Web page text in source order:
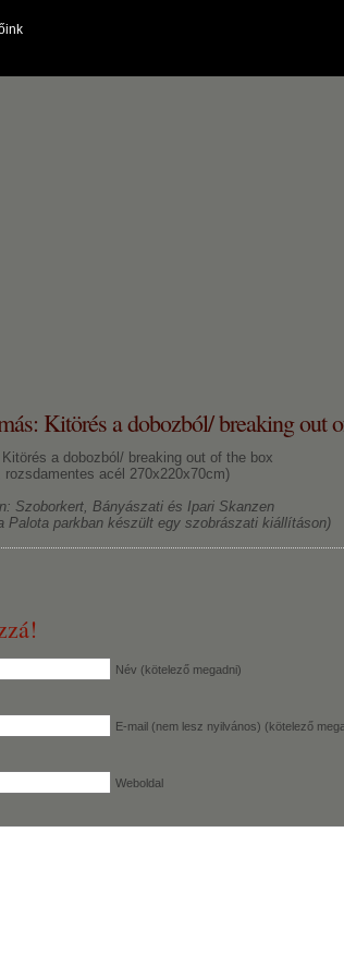
Kitörés a dobozból/ breaking out
a dobozból/ breaking out of the box
acél 270x220x70cm)
Szoborkert, Bányászati és Ipari Skanzen
Palota parkban készült egy szobrászati kiállításon)
Név (kötelező megadni)
E-mail (nem lesz nyilvános) (kötelező
Weboldal